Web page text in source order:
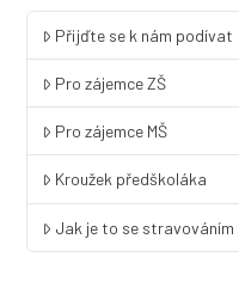
Přijďte se k nám podívat
Pro zájemce ZŠ
Pro zájemce MŠ
Kroužek předškoláka
Jak je to se stravováním